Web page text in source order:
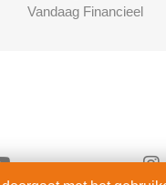
Vandaag Financieel